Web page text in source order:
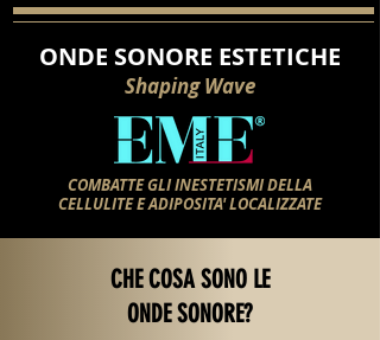
ONDE SONORE ESTETICHE
Shaping Wave
COMBATTE GLI INESTETISMI DELLA
CELLULITE E ADIPOSITA' LOCALIZZATE
CHE COSA SONO LE
ONDE SONORE?